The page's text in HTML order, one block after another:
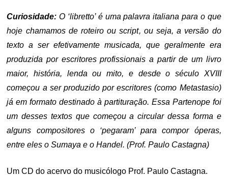
Curiosidade: O ‘libretto’ é uma palavra italiana para o que
hoje chamamos de roteiro ou script, ou seja, a versão do
texto a ser efetivamente musicada, que geralmente era
produzida por escritores profissionais a partir de um livro
maior, história, lenda ou mito, e desde o século XVIII
começou a ser produzido por escritores (como Metastasio)
já em formato destinado à partituração. Essa Partenope foi
um desses textos que começou a circular dessa forma e
alguns compositores o ‘pegaram’ para compor óperas,
entre eles o Sumaya e o Handel. (Prof. Paulo Castagna)
Um CD do acervo do musicólogo Prof. Paulo Castagna.